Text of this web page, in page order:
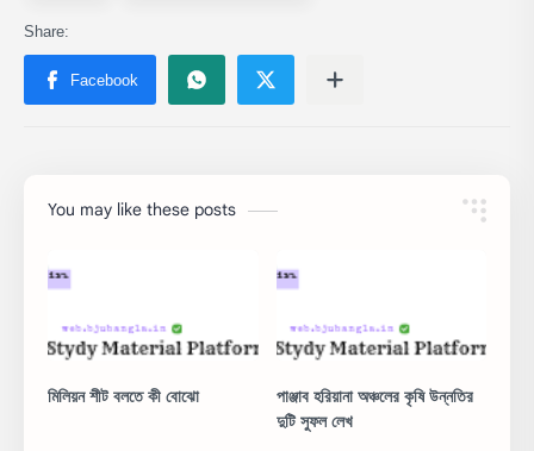
You may like these posts
মিলিয়ন শীট বলতে কী বোঝো
পাঞ্জাব হরিয়ানা অঞ্চলের কৃষি উন্নতির
দুটি সুফল লেখ